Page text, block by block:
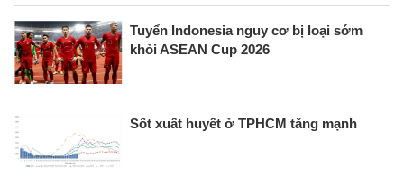
Tuyển Indonesia nguy cơ bị loại sớm
khỏi ASEAN Cup 2026
Sốt xuất huyết ở TPHCM tăng mạnh